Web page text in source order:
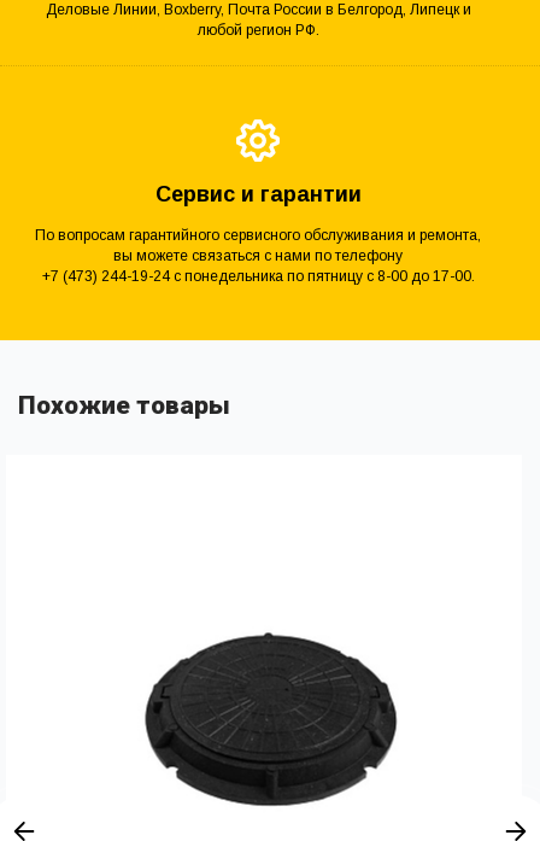
Деловые Линии, Boxberry, Почта России в Белгород, Липецк и
любой регион РФ.
Сервис и гарантии
По вопросам гарантийного сервисного обслуживания и ремонта,
вы можете связаться с нами по телефону
+7 (473) 244-19-24 с понедельника по пятницу с 8-00 до 17-00.
Похожие товары